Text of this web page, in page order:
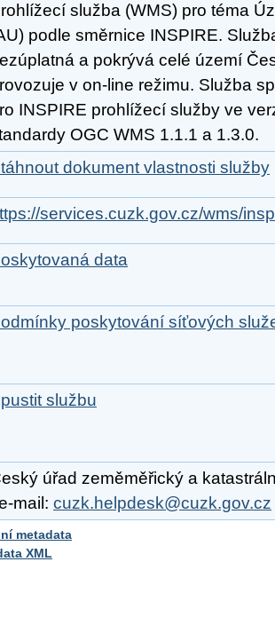
služba (WMS) pro téma
podle směrnice INSPIRE.
a pokrývá celé území
v on-line režimu. Služba
INSPIRE prohlížecí služby ve
OGC WMS 1.1.1 a 1.3.0.
dokument vlastnosti služby
services.cuzk.gov.cz/wms/
data
poskytování síťových
službu
úřad zeměměřický a
mail: cuzk.helpdesk@cuzk.gov.cz
metadata
XML